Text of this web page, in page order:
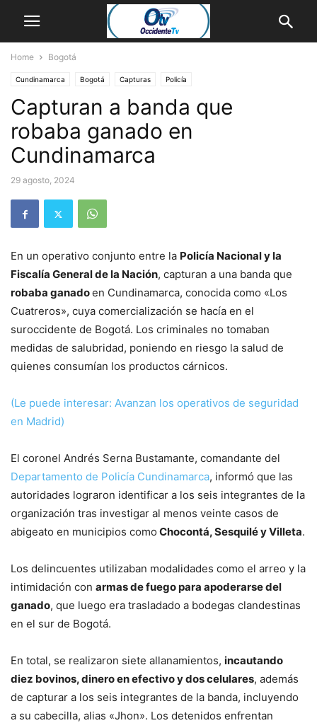
Home Bogotá
Cundinamarca Bogotá Capturas Policía
Capturan a banda que
robaba ganado en
Cundinamarca
29 agosto, 2024
En un operativo conjunto entre la Policía Nacional y la
Fiscalía General de la Nación, capturan a una banda que
robaba ganadoen Cundinamarca, conocida como «Los
Cuatreros», cuya comercialización se hacía en el
suroccidente de Bogotá. Los criminales no tomaban
medidas de salubridad, poniendo en riesgo la salud de
quienes consumían los productos cárnicos.
(Le puede interesar: Avanzan los operativos de seguridad
en Madrid)
El coronel Andrés Serna Bustamante, comandante del
Departamento de Policía Cundinamarca, informó que las
autoridades lograron identificar a los seis integrantes de la
organización tras investigar al menos veinte casos de
abigeato en municipios como Chocontá, Sesquilé y Villeta.
Los delincuentes utilizaban modalidades como el arreo y la
intimidación con armas de fuego para apoderarse del
ganado, que luego era trasladado a bodegas clandestinas
en el sur de Bogotá.
En total, se realizaron siete allanamientos, incautando
diez bovinos, dinero en efectivo y dos celulares, además
de capturar a los seis integrantes de la banda, incluyendo
a su cabecilla, alias «Jhon». Los detenidos enfrentan